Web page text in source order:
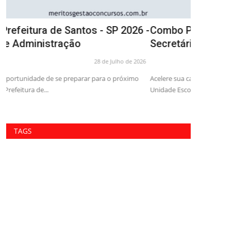
Combo Prefeitura de Santos - SP 2026 -
Secretário de Unidade...
04 de Agosto de 2026
Acelere sua carreira e conquiste o cargo de Secretário de
Unidade Escolar na Prefeitura...
TAGS